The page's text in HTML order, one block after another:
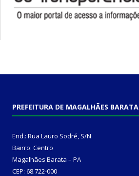
PREFEITURA DE MAGALHÃES BARATA
End.: Rua Lauro Sodré, S/N
Bairro: Centro
Magalhães Barata – PA
CEP: 68.722-000